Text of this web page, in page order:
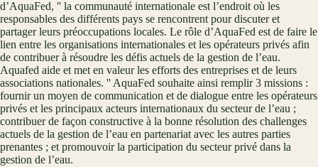
d’AquaFed, '' la communauté internationale est l’endroit où les
responsables des différents pays se rencontrent pour discuter et
partager leurs préoccupations locales. Le rôle d’AquaFed est de faire le
lien entre les organisations internationales et les opérateurs privés afin
de contribuer à résoudre les défis actuels de la gestion de l’eau.
Aquafed aide et met en valeur les efforts des entreprises et de leurs
associations nationales. '' AquaFed souhaite ainsi remplir 3 missions :
fournir un moyen de communication et de dialogue entre les opérateurs
privés et les principaux acteurs internationaux du secteur de l’eau ;
contribuer de façon constructive à la bonne résolution des challenges
actuels de la gestion de l’eau en partenariat avec les autres parties
prenantes ; et promouvoir la participation du secteur privé dans la
gestion de l’eau.